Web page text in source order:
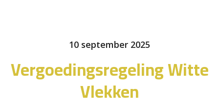
10 september 2025
Vergoedingsregeling Witte
Vlekken